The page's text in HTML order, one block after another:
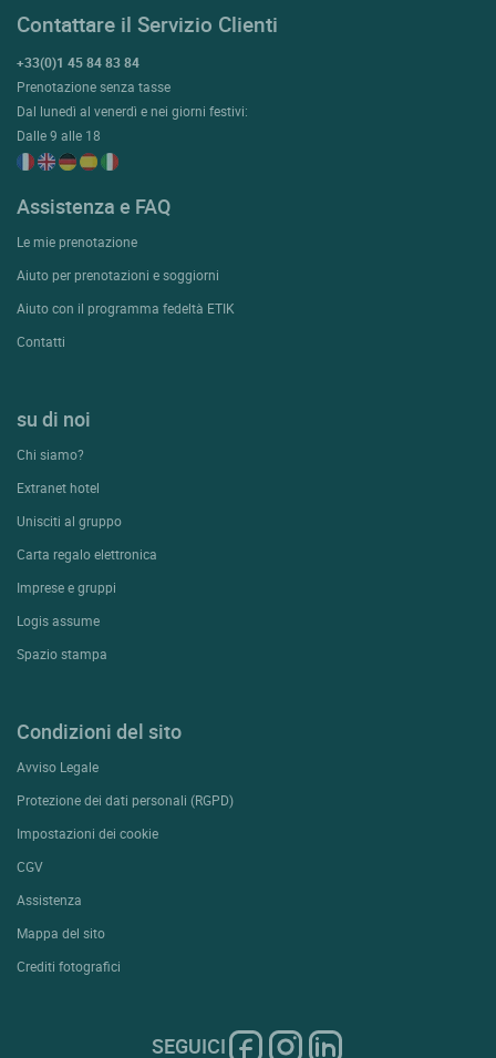
Contattare il Servizio Clienti
+33(0)1 45 84 83 84
Prenotazione senza tasse
Dal lunedì al venerdì e nei giorni festivi:
Dalle 9 alle 18
Assistenza e FAQ
Le mie prenotazione
Aiuto per prenotazioni e soggiorni
Aiuto con il programma fedeltà ETIK
Contatti
su di noi
Chi siamo?
Extranet hotel
Unisciti al gruppo
Carta regalo elettronica
Imprese e gruppi
Logis assume
Spazio stampa
Condizioni del sito
Avviso Legale
Protezione dei dati personali (RGPD)
Impostazioni dei cookie
CGV
Assistenza
Mappa del sito
Crediti fotografici
SEGUICI